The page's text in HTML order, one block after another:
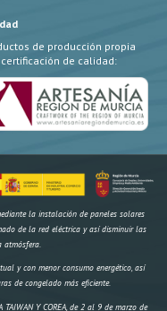
de producción propia
de calidad:
la instalación de paneles solares
de la red eléctrica y así disminuir las
atmósfera.
y con menor consumo energético, así
de congelado más eficiente.
Y COREA, de 2 al 9 de marzo de